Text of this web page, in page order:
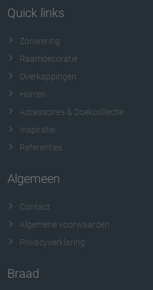
Quick links
Zonwering
Raamdecoratie
Overkappingen
Horren
Accessoires & Doekcollectie
Inspiratie
Referenties
Algemeen
Contact
Algemene voorwaarden
Privacyverklaring
Braad